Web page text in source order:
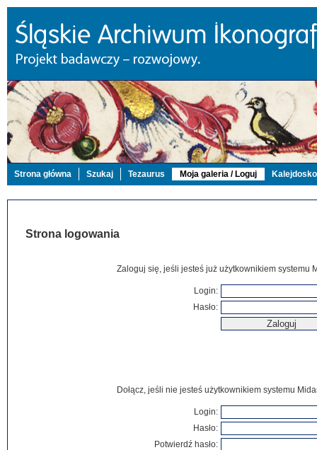
Strona główna Szukaj Tezaurus Moja galeria / Loguj
Strona logowania
Zaloguj się, jeśli jesteś już użytkownikiem systemu
Login:
Hasło:
Dołącz, jeśli nie jesteś użytkownikiem systemu
Login:
Hasło:
Potwierdź hasło: